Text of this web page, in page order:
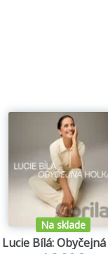
Na sklade